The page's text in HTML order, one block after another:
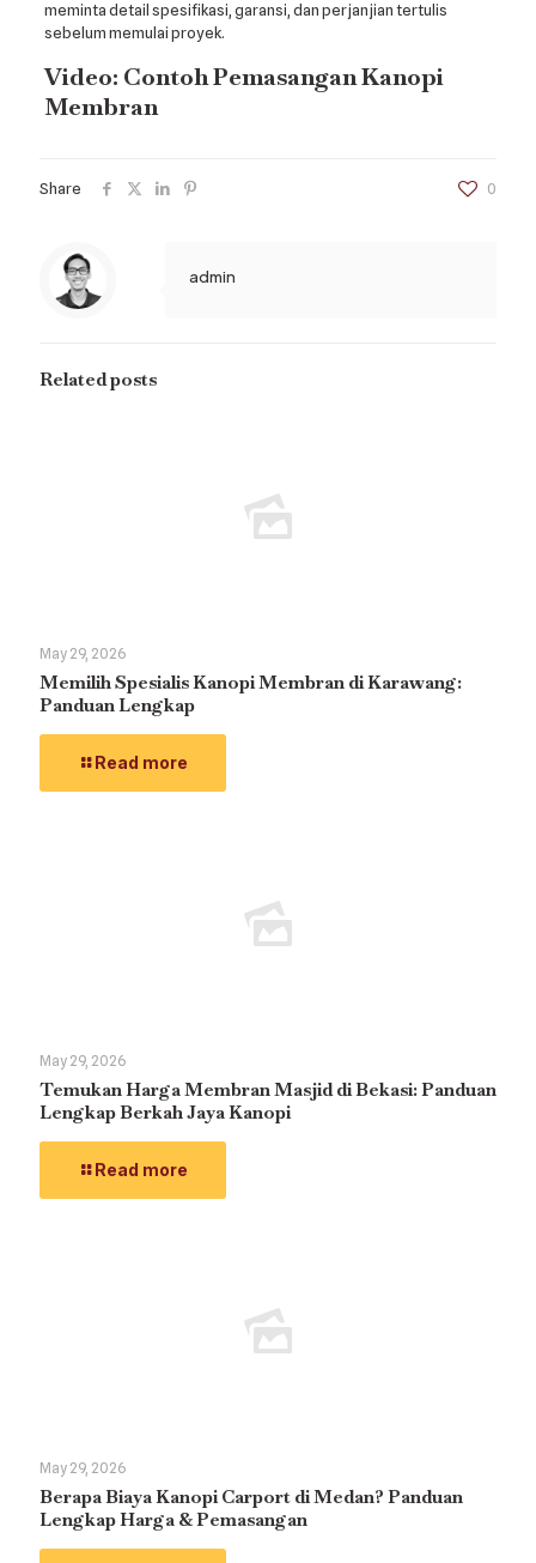
meminta detail spesifikasi, garansi, dan perjanjian tertulis
sebelum memulai proyek.
Video: Contoh Pemasangan Kanopi
Membran
Share 0
admin
Related posts
May 29, 2026
Memilih Spesialis Kanopi Membran di Karawang:
Panduan Lengkap
Read more
May 29, 2026
Temukan Harga Membran Masjid di Bekasi: Panduan
Lengkap Berkah Jaya Kanopi
Read more
May 29, 2026
Berapa Biaya Kanopi Carport di Medan? Panduan
Lengkap Harga & Pemasangan